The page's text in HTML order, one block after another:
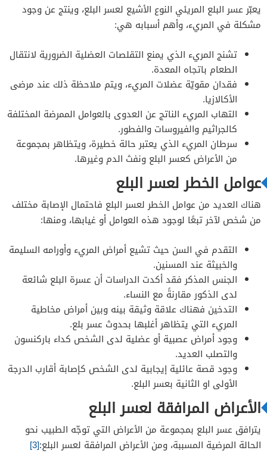
يعبّر عسر البلع المريئي النوع الأشيع لعسر البلع، وينتج عن وجود
مشكلة في المريء، وأهم أسبابه هي:
تشنج المريء الذي يمنع التقلصات العضلية الضرورية لانتقال
الطعام باتجاه المعدة.
فقدان مقويّة عضلات المريء، ويتم ملاحظة ذلك عند مرضى
الأكالازيا.
التهاب المريء الناتج عن العدوى بالعوامل الممرضة المختلفة
كالجراثيم والفيروسات والفطور.
سرطان المريء الذي يعتبر حالة خطيرة، ويتظاهر بمجموعة
من الأعراض كعسر البلع ونفث الدم وغيرها.
عوامل الخطر لعسر البلع
هناك العديد من عوامل الخطر لعسر البلع فاحتمال الإصابة مختلف
من شخص لآخر تبعًا لوجود هذه العوامل أو غيابها، ومنها:
التقدم في السن حيث تشيع أمراض المريء وأورامه السليمة
والخبيثة عند المسنين.
الجنس المذكر فقد أكدت الدراسات أن عسرة البلع شائعة
لدى الذكور مقارنةً مع النساء.
التدخين فهناك علاقة وثيقة بينه وبين أمراض مخاطية
المريء التي يتظاهر أغلبها بحدوث عسر بلع.
وجود أمراض عصبية أو عضلية لدى الشخص كداء باركنسون
والتصلب العديد.
وجود قصة عائلية إيجابية لدى الشخص كإصابة أقارب الدرجة
الأولى او الثانية بعسر البلع.
الأعراض المرافقة لعسر البلع
يترافق عسر البلع بمجموعة من الأعراض التي توجّه الطبيب نحو
الحالة المرضية المسببة، ومن الأعراض المرافقة لعسر البلع:[3]